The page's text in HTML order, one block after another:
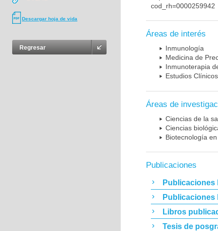
Descargar hoja de vida
Regresar
cod_rh=0000259942
Áreas de interés
Inmunología
Medicina de
Inmunoterapia
Estudios Clínicos
Áreas de
Ciencias de la
Ciencias
Biotecnología
Publicaciones
Publicaciones
Publicaciones
Libros
Tesis de